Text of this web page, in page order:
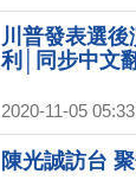
川普發表選
利│同步中文
2020-11-05
陳光誠訪台